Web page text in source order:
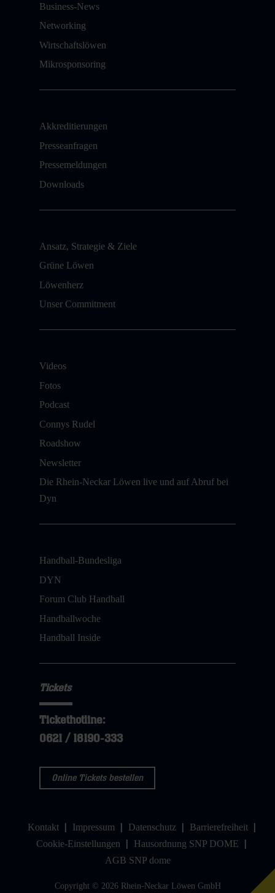
Business-News
Networking
Wirtschaftslöwen
Mikrosponsoring
Akkreditierungen
Presseanfragen
Pressemeldungen
Downloads
Ansatz, Strategie & Ziele
Grüne Löwen
Löwenherz
Unser Commitment
Videos
Fotos
Podcast
Connys Rudel
Roadshow
Newsletter
Die Rhein-Neckar Löwen live und auf Abruf bei
Dyn
Handball-Bundesliga
DYN
Forum Club Handball
Handballwoche
Handball Inside
Tickets
Tickethotline:
0621 / 18190-333
Online Tickets bestellen
Kontakt Impressum Datenschutz
Barrierefreiheit
Cookie-Einstellungen
Hausordnung SNP DOME
AGB SNP dome
Copyright © 2026 Rhein-Neckar Löwen GmbH